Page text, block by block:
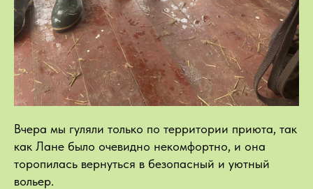
Вчера мы гуляли только по территории приюта, так
как Лане было очевидно некомфортно, и она
торопилась вернуться в безопасный и уютный
вольер.